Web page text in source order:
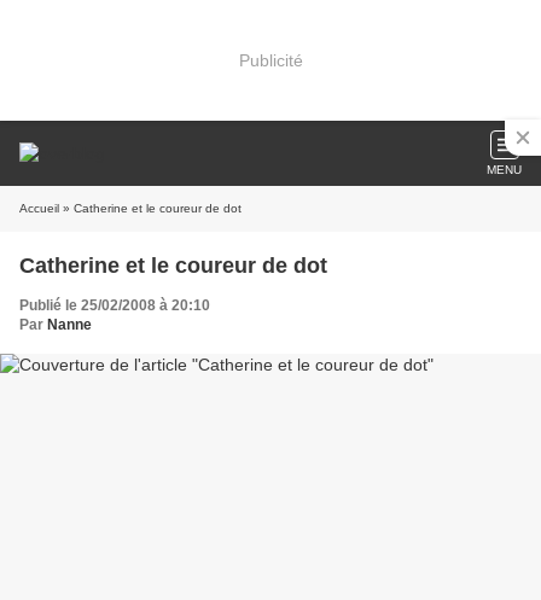
Publicité
MENU
Accueil » Catherine et le coureur de dot
Catherine et le coureur de dot
Publié le 25/02/2008 à 20:10
Par Nanne